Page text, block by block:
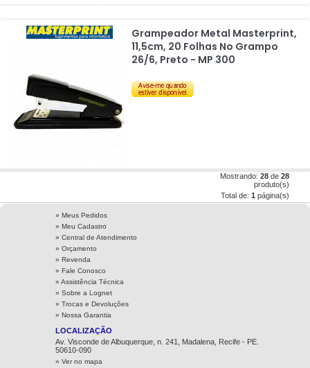
Grampeador Metal Masterprint,
11,5cm, 20 Folhas No Grampo
26/6, Preto - MP 300
Mostrando: 28 de 28
produto(s)
Total de: 1 página(s)
» Meus Pedidos
» Meu Cadastro
» Central de Atendimento
» Orçamento
» Revenda
» Fale Conosco
» Assistência Técnica
» Sobre a Lognet
» Trocas e Devoluções
» Nossa Garantia
LOCALIZAÇÃO
Av. Visconde de Albuquerque, n. 241, Madalena, Recife - PE.
50610-090
» Ver no mapa